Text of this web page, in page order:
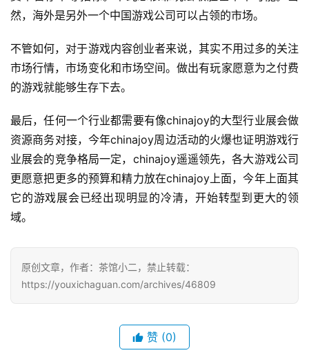
茶
月
3
0
日
游
茶
对
然，海外是另外一个中国游戏公司可以占领的市场。
不管如何，对于游戏内容创业者来说，其实不用过多的关注
市场行情，市场变化和市场空间。做出有玩家愿意为之付费
的游戏就能够生存下去。
最后，任何一个行业都需要有像chinajoy的大型行业展会做
资源商务对接，今年chinajoy周边活动的火爆也证明游戏行
业展会的竞争格局一定，chinajoy遥遥领先，各大游戏公司
更愿意把更多的预算和精力放在chinajoy上面，今年上面其
它的游戏展会已经出现明显的冷清，开始转型到更大的领
域。
原创文章，作者：茶馆小二，禁止转载：
https://youxichaguan.com/archives/46809
赞 (0)